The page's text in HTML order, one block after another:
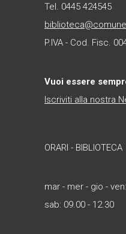
Tel. 0445 424545
P.IVA - Cod. Fisc.
Vuoi essere
Iscriviti alla nostra
ORARI - BIBLIOTECA
mar - mer - gio -
sab: 09.00 - 12.30